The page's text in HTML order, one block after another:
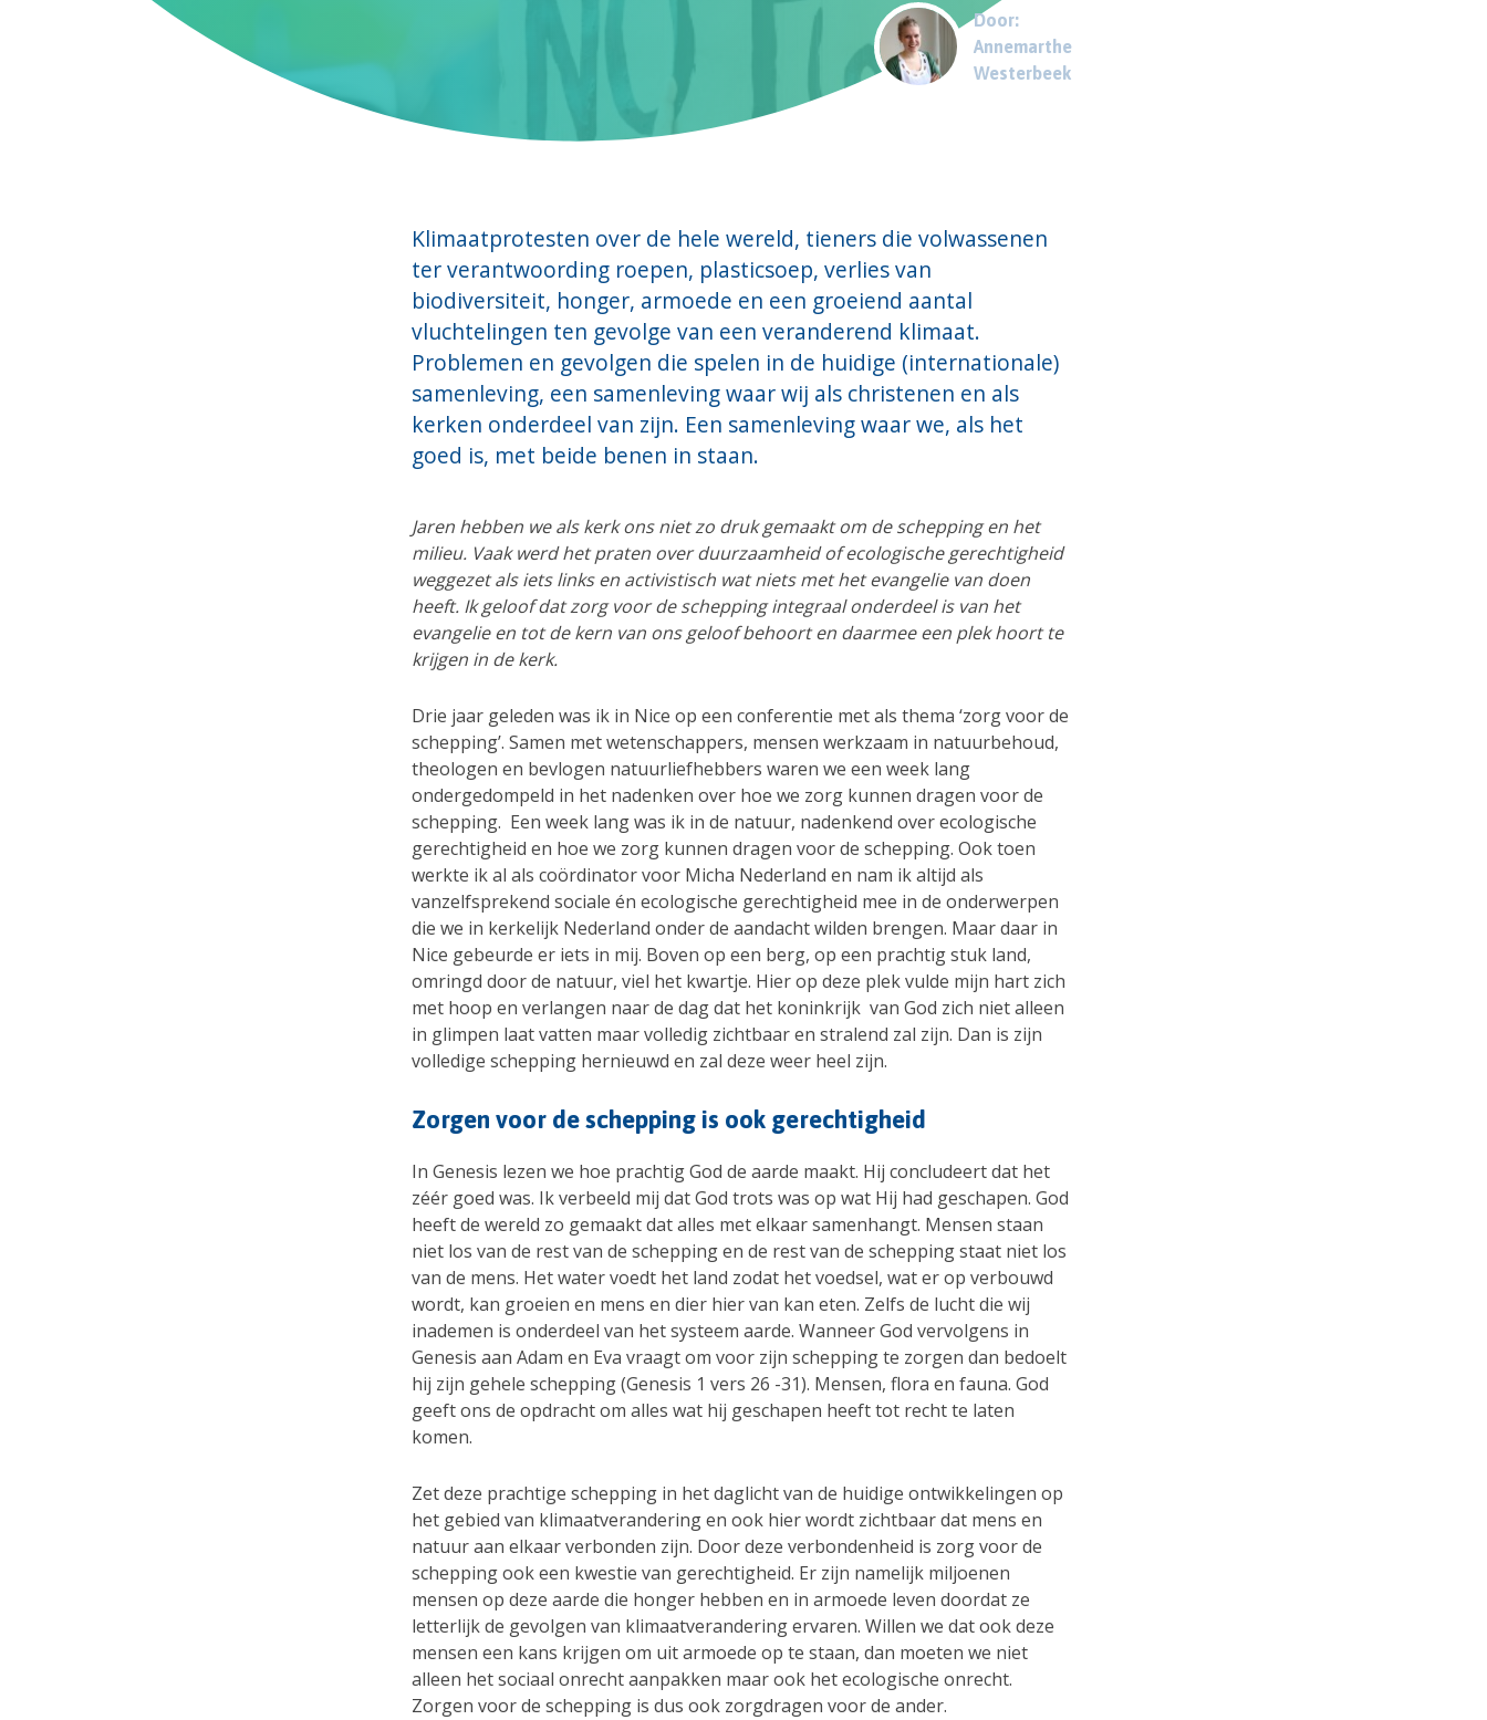
Door:
Annemarthe
Westerbeek
Klimaatprotesten over de hele wereld, tieners die volwassenen
ter verantwoording roepen, plasticsoep, verlies van
biodiversiteit, honger, armoede en een groeiend aantal
vluchtelingen ten gevolge van een veranderend klimaat.
Problemen en gevolgen die spelen in de huidige (internationale)
samenleving, een samenleving waar wij als christenen en als
kerken onderdeel van zijn. Een samenleving waar we, als het
goed is, met beide benen in staan.
Jaren hebben we als kerk ons niet zo druk gemaakt om de schepping en het
milieu. Vaak werd het praten over duurzaamheid of ecologische gerechtigheid
weggezet als iets links en activistisch wat niets met het evangelie van doen
heeft. Ik geloof dat zorg voor de schepping integraal onderdeel is van het
evangelie en tot de kern van ons geloof behoort en daarmee een plek hoort te
krijgen in de kerk.
Drie jaar geleden was ik in Nice op een conferentie met als thema ‘zorg voor de
schepping’. Samen met wetenschappers, mensen werkzaam in natuurbehoud,
theologen en bevlogen natuurliefhebbers waren we een week lang
ondergedompeld in het nadenken over hoe we zorg kunnen dragen voor de
schepping. Een week lang was ik in de natuur, nadenkend over ecologische
gerechtigheid en hoe we zorg kunnen dragen voor de schepping. Ook toen
werkte ik al als coördinator voor Micha Nederland en nam ik altijd als
vanzelfsprekend sociale én ecologische gerechtigheid mee in de onderwerpen
die we in kerkelijk Nederland onder de aandacht wilden brengen. Maar daar in
Nice gebeurde er iets in mij. Boven op een berg, op een prachtig stuk land,
omringd door de natuur, viel het kwartje. Hier op deze plek vulde mijn hart zich
met hoop en verlangen naar de dag dat het koninkrijk van God zich niet alleen
in glimpen laat vatten maar volledig zichtbaar en stralend zal zijn. Dan is zijn
volledige schepping hernieuwd en zal deze weer heel zijn.
Zorgen voor de schepping is ook gerechtigheid
In Genesis lezen we hoe prachtig God de aarde maakt. Hij concludeert dat het
zéér goed was. Ik verbeeld mij dat God trots was op wat Hij had geschapen. God
heeft de wereld zo gemaakt dat alles met elkaar samenhangt. Mensen staan
niet los van de rest van de schepping en de rest van de schepping staat niet los
van de mens. Het water voedt het land zodat het voedsel, wat er op verbouwd
wordt, kan groeien en mens en dier hier van kan eten. Zelfs de lucht die wij
inademen is onderdeel van het systeem aarde. Wanneer God vervolgens in
Genesis aan Adam en Eva vraagt om voor zijn schepping te zorgen dan bedoelt
hij zijn gehele schepping (Genesis 1 vers 26 -31). Mensen, flora en fauna. God
geeft ons de opdracht om alles wat hij geschapen heeft tot recht te laten
komen.
Zet deze prachtige schepping in het daglicht van de huidige ontwikkelingen op
het gebied van klimaatverandering en ook hier wordt zichtbaar dat mens en
natuur aan elkaar verbonden zijn. Door deze verbondenheid is zorg voor de
schepping ook een kwestie van gerechtigheid. Er zijn namelijk miljoenen
mensen op deze aarde die honger hebben en in armoede leven doordat ze
letterlijk de gevolgen van klimaatverandering ervaren. Willen we dat ook deze
mensen een kans krijgen om uit armoede op te staan, dan moeten we niet
alleen het sociaal onrecht aanpakken maar ook het ecologische onrecht.
Zorgen voor de schepping is dus ook zorgdragen voor de ander.